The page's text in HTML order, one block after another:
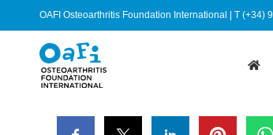
OAFI Osteoarthritis Foundation International | T (+34)